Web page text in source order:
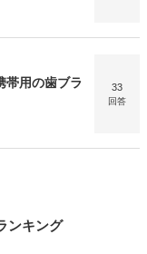
帯用の歯ブラ
33
回答
ンキング